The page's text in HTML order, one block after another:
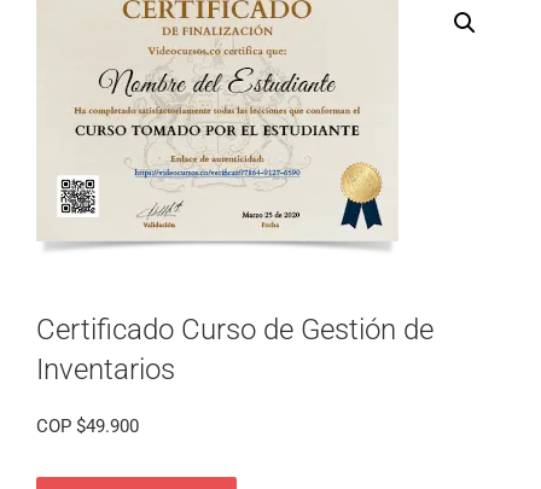
Certificado Curso de Gestión de
Inventarios
COP $49.900